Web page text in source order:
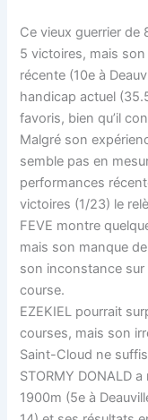
Ce vieux guerrier de
5 victoires, mais
récente (10e à
handicap actuel
favoris, bien qu’il
Malgré son
semble pas en
performances
victoires (1/23) le
FEVE montre
mais son manque
son inconstance
course.
EZEKIEL pourrait
courses, mais son
Saint-Cloud ne
STORMY DONALD
1900m (5e à